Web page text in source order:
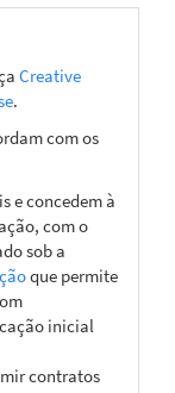
Creative
.
com os
e concedem à
com o
sob a
que permite
inicial
contratos